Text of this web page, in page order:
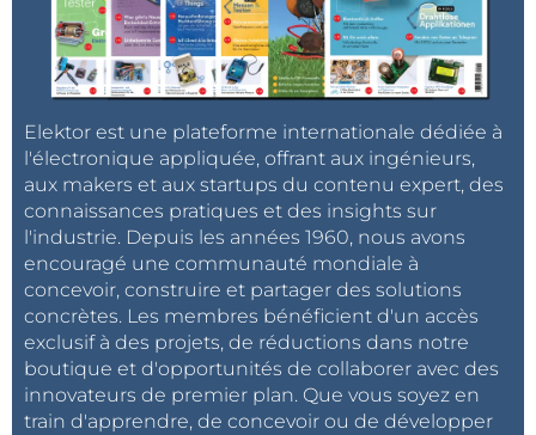
Elektor est une plateforme internationale dédiée à
l'électronique appliquée, offrant aux ingénieurs,
aux makers et aux startups du contenu expert, des
connaissances pratiques et des insights sur
l'industrie. Depuis les années 1960, nous avons
encouragé une communauté mondiale à
concevoir, construire et partager des solutions
concrètes. Les membres bénéficient d'un accès
exclusif à des projets, de réductions dans notre
boutique et d'opportunités de collaborer avec des
innovateurs de premier plan. Que vous soyez en
train d'apprendre, de concevoir ou de développer